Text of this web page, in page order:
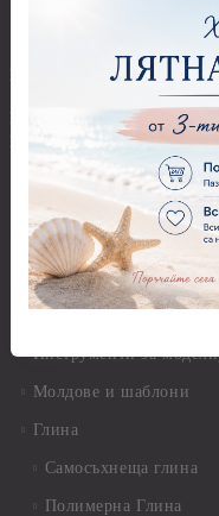
Висулки
Глина,Гипс, Калъпи,
Елементи, Инструменти
Керамична смес за
Керамични елементи
Елементи от полимерна
глина и полирезин
Инструменти за
Молдове и шаблони
Глина
Самосъхнеща глина
Полимерна Глина